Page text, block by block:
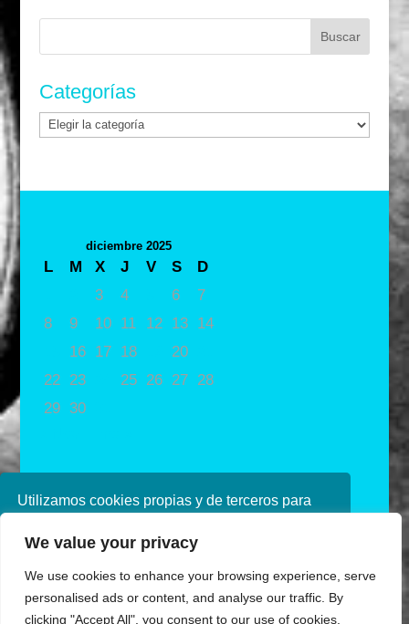
Utilizamos cookies propias y de terceros para
navegando, consideramos que acepta su uso.
política de cookies consulte nuestra
Política de
privacidad
We value your privacy
We use cookies to enhance your browsing experience, serve
personalised ads or content, and analyse our traffic. By
clicking "Accept All", you consent to our use of cookies.
Categorías
Categorías
diciembre 2025
L M X J V S
D
3 4 6
7
8
9 10 11 12 13
14
16 17 18 20
22
23 25 26 27
28
29 30